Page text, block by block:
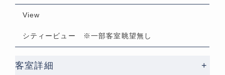
View
シティービュー ※一部客室眺望無し
客室詳細 +